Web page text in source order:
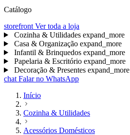
Catálogo
storefront Ver toda a loja
Cozinha & Utilidades expand_more
Casa & Organização expand_more
Infantil & Brinquedos expand_more
Papelaria & Escritório expand_more
Decoração & Presentes expand_more
chat Falar no WhatsApp
Início
Cozinha & Utilidades
Acessórios Domésticos